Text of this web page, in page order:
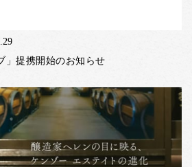
」提携開始のお知らせ